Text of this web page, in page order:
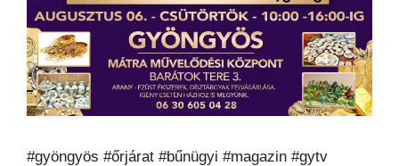
#gyöngyös #őrjárat #bűnügyi #magazin #gytv